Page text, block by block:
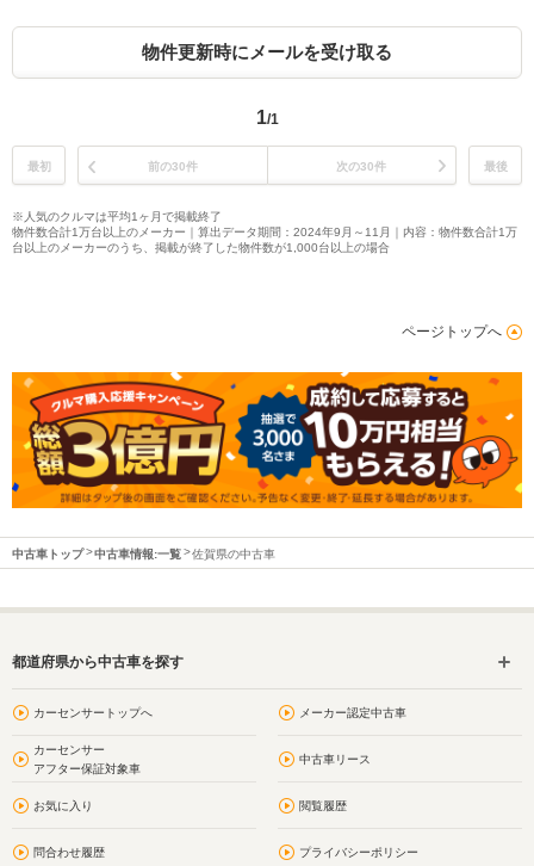
物件更新時にメールを受け取る
1/1
最初 前の30件 次の30件 最後
※人気のクルマは平均1ヶ月で掲載終了
物件数合計1万台以上のメーカー｜算出データ期間：2024年9月～11月｜内容：物件数合計1万
台以上のメーカーのうち、掲載が終了した物件数が1,000台以上の場合
ページトップへ
中古車トップ 中古車情報:一覧 佐賀県の中古車
都道府県から中古車を探す
カーセンサートップへ メーカー認定中古車
カーセンサー
アフター保証対象車
中古車リース
お気に入り 閲覧履歴
問合わせ履歴 プライバシーポリシー